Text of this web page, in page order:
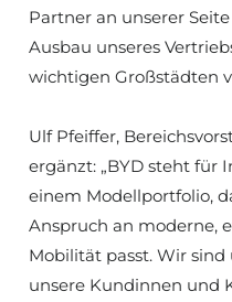
Partner an unserer
Ausbau unseres
wichtigen Großstädten
Ulf Pfeiffer,
ergänzt: „BYD steht für
einem Modellportfolio,
Anspruch an moderne,
Mobilität passt. Wir sind
unsere Kundinnen und